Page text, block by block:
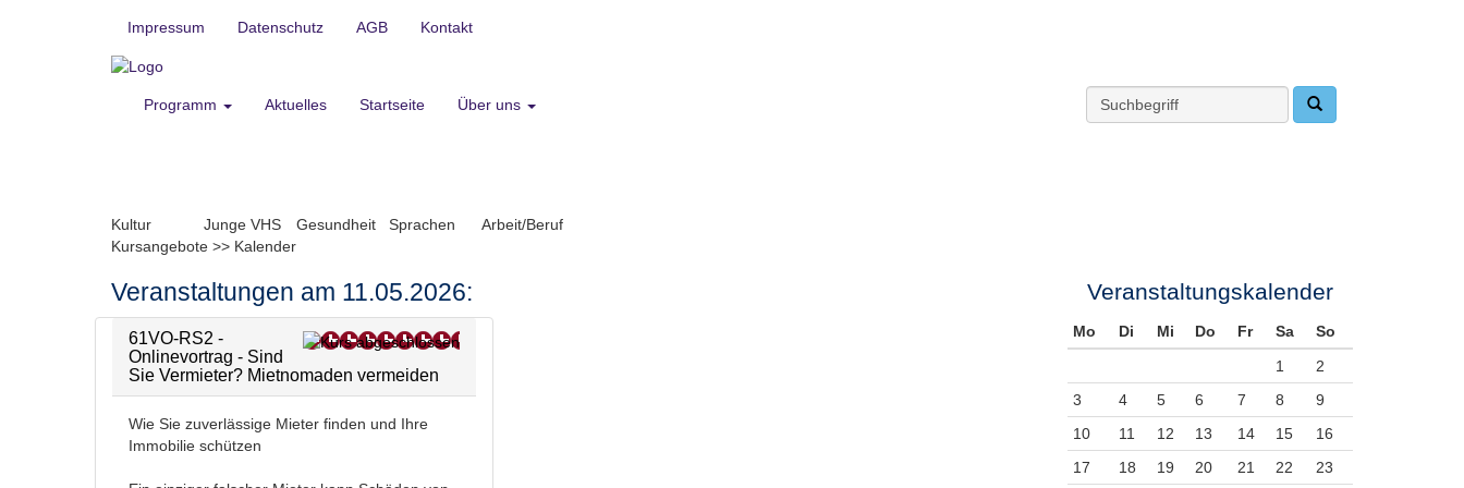
Impressum Datenschutz AGB Kontakt
Programm Aktuelles Startseite Über uns
Kultur Junge VHS Gesundheit Sprachen
Arbeit/Beruf
Kursangebote >> Kalender
Veranstaltungen am 11.05.2026:
61VO-RS2 -
Onlinevortrag - Sind
Sie Vermieter? Mietnomaden vermeiden
Wie Sie zuverlässige Mieter finden und Ihre
Immobilie schützen
Veranstaltungskalender
Mo Di Mi Do Fr Sa
So
1
2
3
4 5 6 7 8
9
10
11 12 13 14 15
16
17
18 19 20 21 22
23